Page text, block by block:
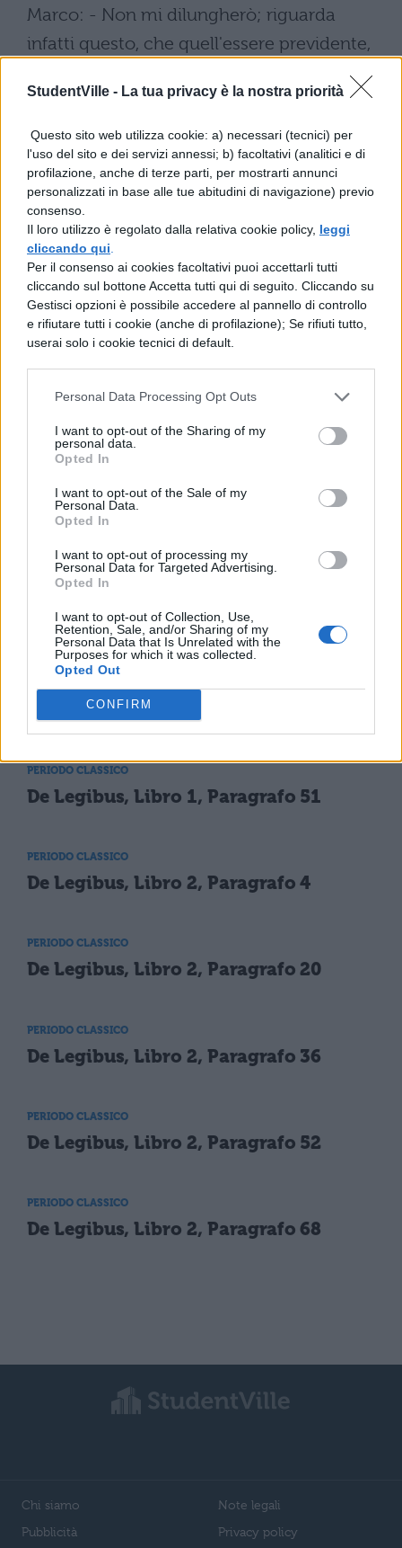
StudentVille - La tua privacy è la nostra priorità
Questo sito web utilizza cookie: a) necessari (tecnici) per
l'uso del sito e dei servizi annessi; b) facoltativi (analitici e di
profilazione, anche di terze parti, per mostrarti annunci
personalizzati in base alle tue abitudini di navigazione) previo
consenso.
Il loro utilizzo è regolato dalla relativa cookie policy, leggi
cliccando qui
Per il consenso ai cookies facoltativi puoi accettarli tutti
cliccando sul bottone Accetta tutti qui di seguito. Cliccando su
Gestisci opzioni è possibile accedere al pannello di controllo
e rifiutare tutti i cookie (anche di profilazione); Se rifiuti tutto,
userai solo i cookie tecnici di default.
Personal Data Processing Opt Outs
I want to opt-out of the Sharing of my
personal data.
Opted In
I want to opt-out of the Sale of my
Personal Data.
Opted In
I want to opt-out of processing my
Personal Data for Targeted Advertising.
Opted In
I want to opt-out of Collection, Use,
Retention, Sale, and/or Sharing of my
Personal Data that Is Unrelated with the
Purposes for which it was collected.
Opted Out
CONFIRM
Marco: - Non mi dilungherò; riguarda
infatti questo, che quell'essere previdente,
sagace, multiforme, acuto, memore, pieno
di ragione e di senno, che denominiamo
uomo, è stato generato dal sommo dio in
una certa condizione privilegiata; fra tanti
generi e specie di esseri animati è infatti
l'unico partecipe della ragione e del
pensiero, mentre tutti gli altri ne sono privi.
Che cosa infatti vi è, non dirò nell'uomo,
ma in tutto il cielo e la terra di più divino
della ragione? Essa, quando è cresciuta ed
saggezza.
TI POTREBBE INTERESSARE
De Legibus, Libro 1, Paragrafo 15
De Legibus, libro 1, Paragrafo 33
PERIODO CLASSICO
De Legibus, Libro 1, Paragrafo 51
PERIODO CLASSICO
De Legibus, Libro 2, Paragrafo 4
PERIODO CLASSICO
De Legibus, Libro 2, Paragrafo 20
PERIODO CLASSICO
De Legibus, Libro 2, Paragrafo 36
PERIODO CLASSICO
De Legibus, Libro 2, Paragrafo 52
PERIODO CLASSICO
De Legibus, Libro 2, Paragrafo 68
Chi siamo
Pubblicità
Note legali
Privacy policy